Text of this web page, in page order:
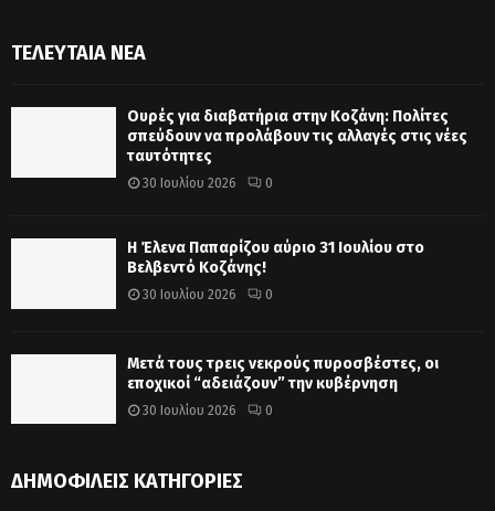
ΤΕΛΕΥΤΑΊΑ ΝΈΑ
Ουρές για διαβατήρια στην Κοζάνη: Πολίτες
σπεύδουν να προλάβουν τις αλλαγές στις νέες
ταυτότητες
30 Ιουλίου 2026 0
Η Έλενα Παπαρίζου αύριο 31 Ιουλίου στο
Βελβεντό Κοζάνης!
30 Ιουλίου 2026 0
Μετά τους τρεις νεκρούς πυροσβέστες, οι
εποχικοί “αδειάζουν” την κυβέρνηση
30 Ιουλίου 2026 0
ΔΗΜΟΦΙΛΕΊΣ ΚΑΤΗΓΟΡΊΕΣ